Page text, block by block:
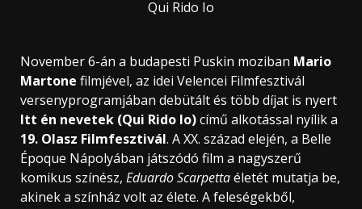
Qui Rido Io
November 6-án a budapesti Puskin moziban Mario
Martone filmjével, az idei Velencei Filmfesztivál
versenyprogramjában debütált és több díjat is nyert
Itt én nevetek (Qui Rido Io)című alkotással nyílik a
19. Olasz Filmfesztivál. A XX. század elején, a Belle
Époque Nápolyában játszódó film a nagyszerű
komikus színész, Eduardo Scarpettaéletét mutatja be,
akinek a színház volt az élete. A feleségekből,